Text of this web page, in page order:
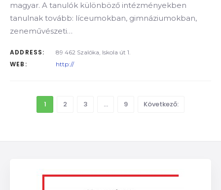
magyar. A tanulók különböző intézményekben
tanulnak tovább: líceumokban, gimnáziumokban,
zeneművészeti…
ADDRESS: 89 462 Szalóka, Iskola út 1.
WEB: http://
1 2 3 … 9 Következő: